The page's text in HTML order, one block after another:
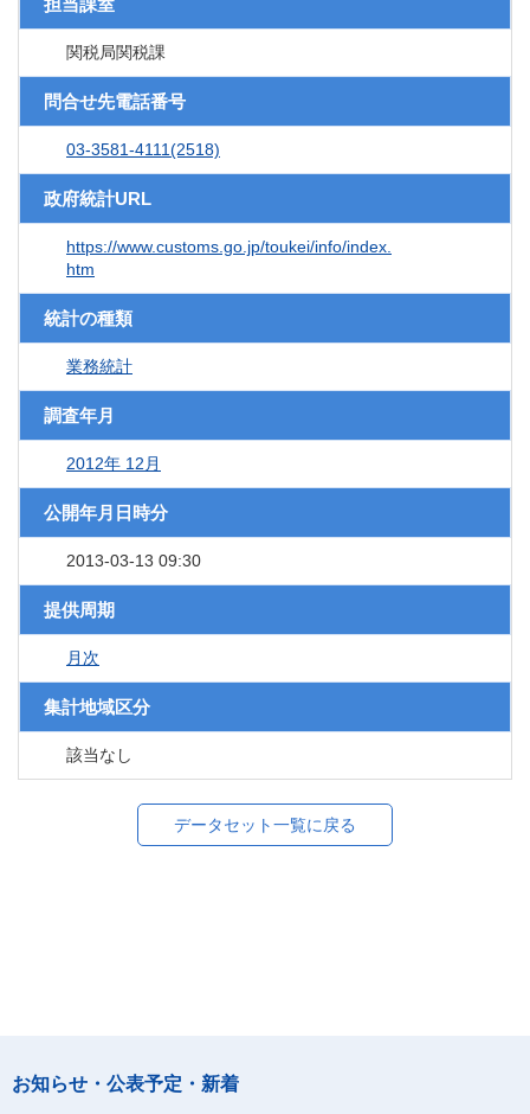
担当課室
関税局関税課
問合せ先電話番号
03-3581-4111(2518)
政府統計URL
https://www.customs.go.jp/toukei/info/index.
htm
統計の種類
業務統計
調査年月
2012年 12月
公開年月日時分
2013-03-13 09:30
提供周期
月次
集計地域区分
該当なし
データセット一覧に戻る
お知らせ・公表予定・新着